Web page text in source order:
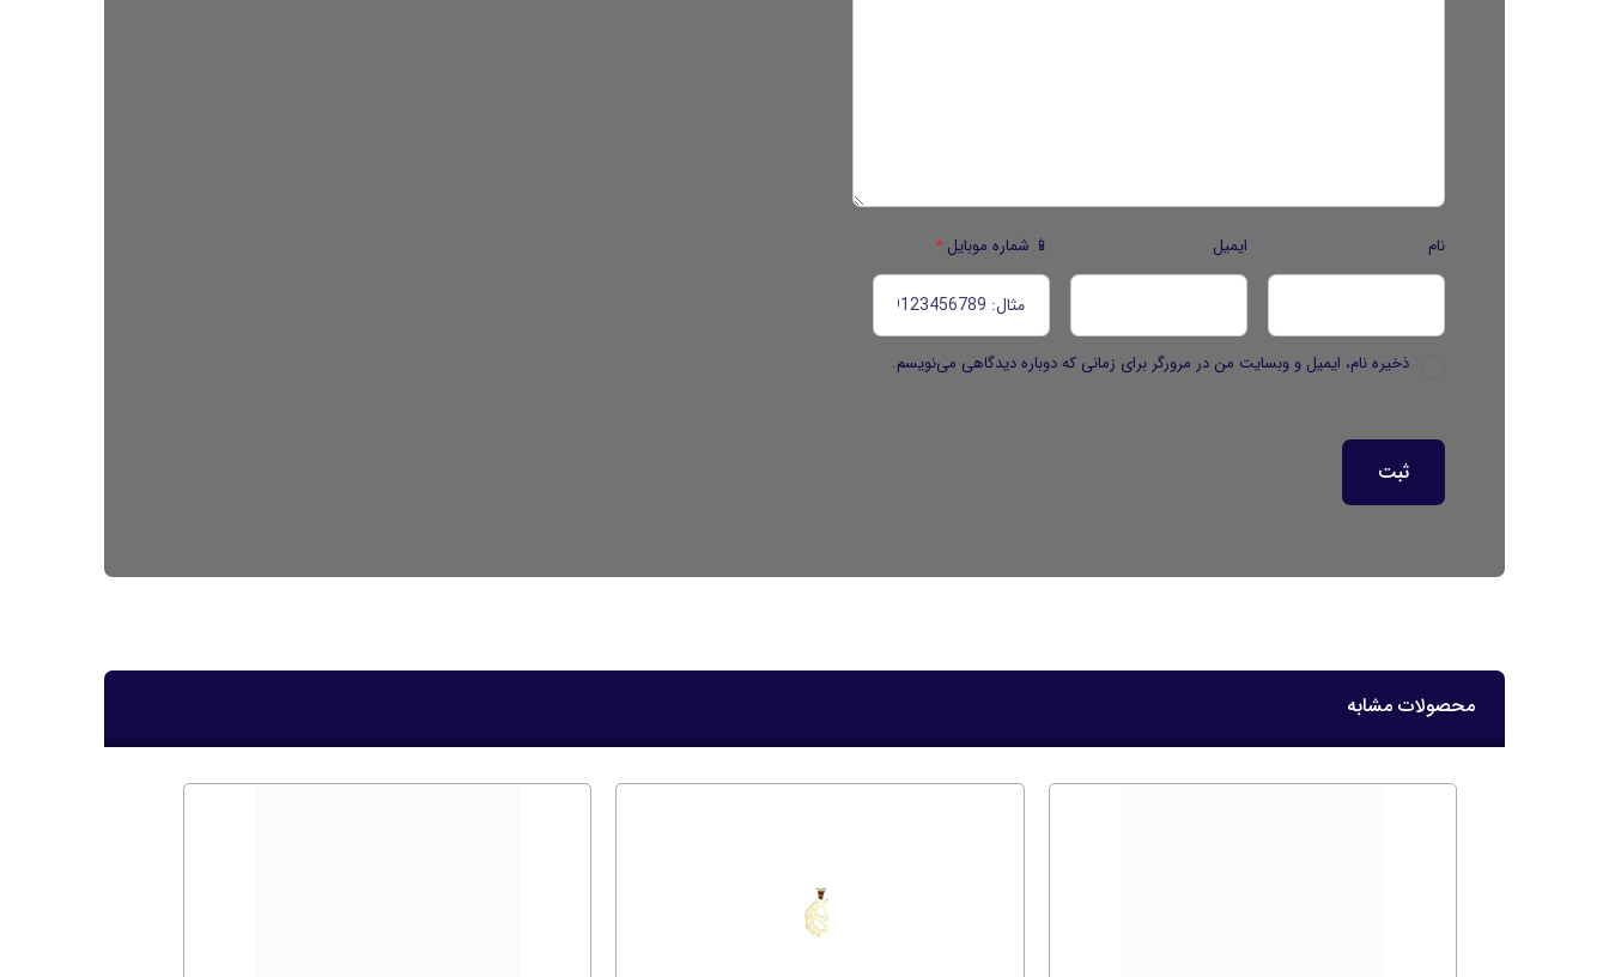
نام ایمیل 📱 شماره موبایل *
ذخیره نام، ایمیل و وبسایت من در مرورگر برای زمانی که دوباره دیدگاهی می‌نویسم.
محصولات مشابه